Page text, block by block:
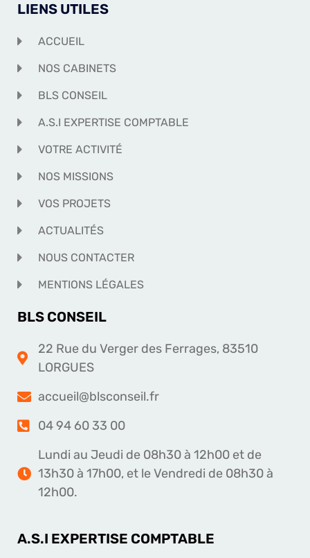
LIENS UTILES
ACCUEIL
NOS CABINETS
BLS CONSEIL
A.S.I EXPERTISE COMPTABLE
VOTRE ACTIVITÉ
NOS MISSIONS
VOS PROJETS
ACTUALITÉS
NOUS CONTACTER
MENTIONS LÉGALES
BLS CONSEIL
22 Rue du Verger des Ferrages, 83510
LORGUES
accueil@blsconseil.fr
04 94 60 33 00
Lundi au Jeudi de 08h30 à 12h00 et de
13h30 à 17h00, et le Vendredi de 08h30 à
12h00.
A.S.I EXPERTISE COMPTABLE